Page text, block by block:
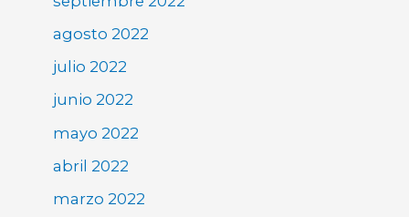
agosto 2022
julio 2022
junio 2022
mayo 2022
abril 2022
marzo 2022